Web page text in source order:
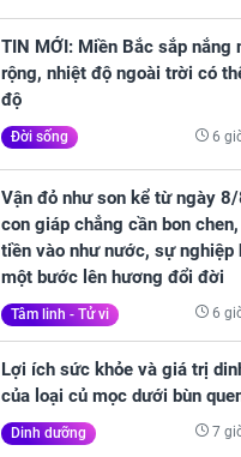
TIN MỚI: Miền Bắc sắp nắng
rộng, nhiệt độ ngoài trời có
độ
Đời sống 6
Vận đỏ như son kể từ ngày
con giáp chẳng cần bon
tiền vào như nước, sự nghiệp
một bước lên hương đổi đời
Tâm linh - Tử vi 6
Lợi ích sức khỏe và giá trị
của loại củ mọc dưới bùn
Dinh dưỡng 7